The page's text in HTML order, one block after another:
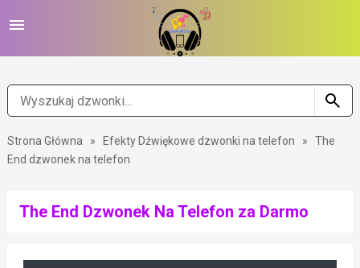
Strona Główna » Efekty Dźwiękowe dzwonki na telefon »
The
End dzwonek na telefon
The End Dzwonek Na Telefon za Darmo